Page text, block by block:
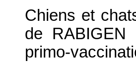
Chiens et
de
primo-